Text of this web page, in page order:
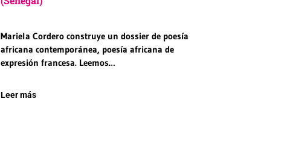
Mariela Cordero construye un dossier de poesía
africana contemporánea, poesía africana de
expresión francesa. Leemos…
Leer más